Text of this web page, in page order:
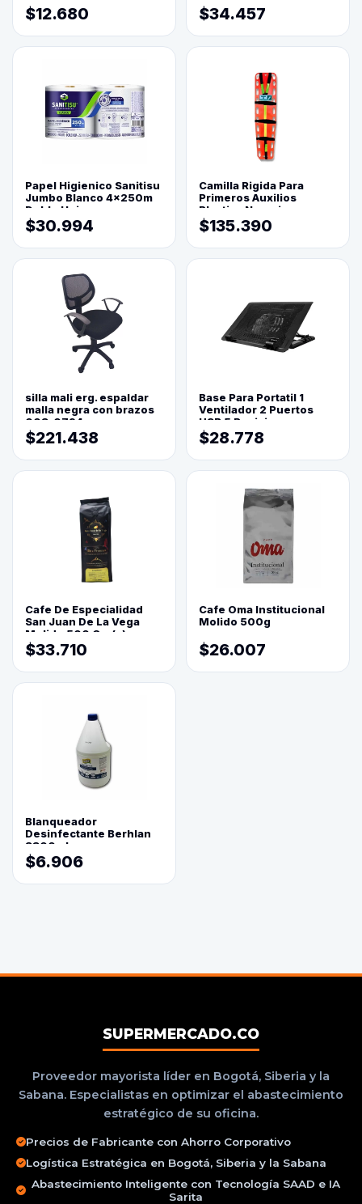
$12.680 $34.457
Papel Higienico Sanitisu
Jumbo Blanco 4x250m
Doble Hoja
$30.994
Camilla Rigida Para
Primeros Auxilios
Plastica Naranja
$135.390
silla mali erg. espaldar
malla negra con brazos
003-0794
$221.438
Base Para Portatil 1
Ventilador 2 Puertos
USB 5 Posiciones
$28.778
Cafe De Especialidad
San Juan De La Vega
Molido 500 Grs(=)
$33.710
Cafe Oma Institucional
Molido 500g
$26.007
Blanqueador
Desinfectante Berhlan
3800ml
$6.906
SUPERMERCADO.CO
Proveedor mayorista líder en Bogotá, Siberia y la
Sabana. Especialistas en optimizar el abastecimiento
estratégico de su oficina.
Precios de Fabricante con Ahorro Corporativo
Logística Estratégica en Bogotá, Siberia y la Sabana
Abastecimiento Inteligente con Tecnología SAAD e IA
Sarita